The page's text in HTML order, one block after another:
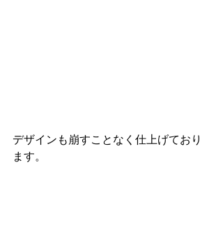
デザインも崩すことなく仕上げており
ます。